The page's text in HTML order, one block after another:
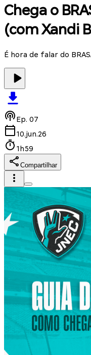
Chega o
(com Xandi
É hora de falar do
Ep. 07
10.jun.26
1h59
Compartilhar